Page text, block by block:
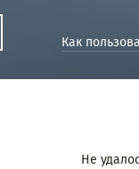
Как
Не